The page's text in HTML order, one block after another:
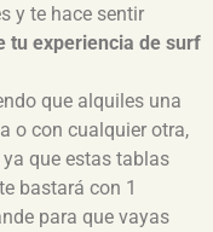
y te hace sentir
tu experiencia de surf
que alquiles una
o con cualquier otra,
que estas tablas
bastará con 1
para que vayas